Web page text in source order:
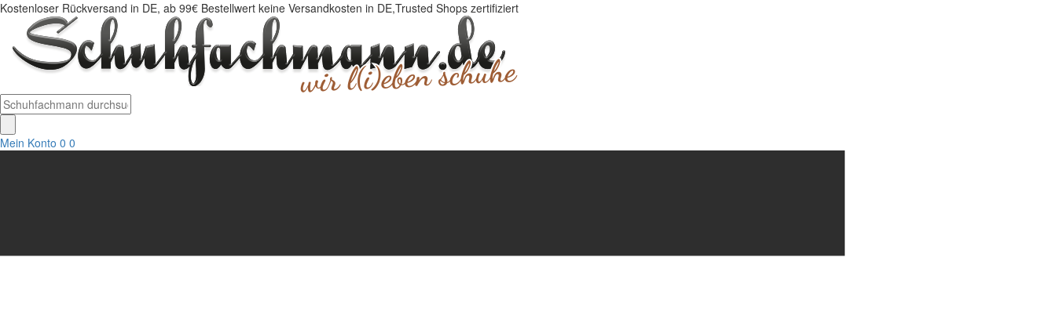
Kostenloser Rückversand in DE, ab 99€ Bestellwert keine Versandkosten in DE,Trusted Shops zertifiziert
Mein Konto 0 0